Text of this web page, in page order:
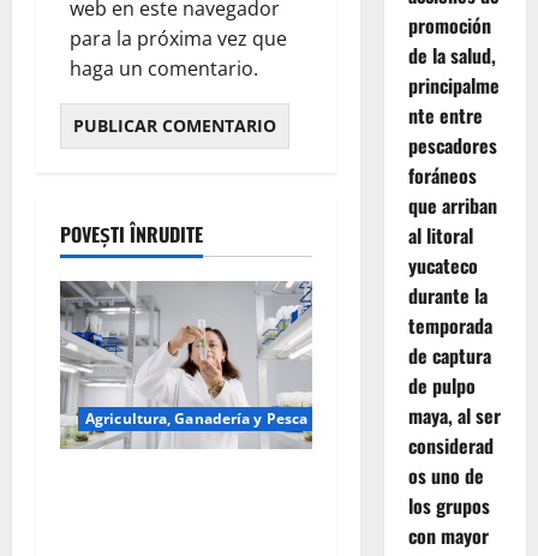
web en este navegador
para la próxima vez que
haga un comentario.
POVEȘTI ÎNRUDITE
Agricultura, Ganadería y Pesca
promoción
de la salud,
principalme
nte entre
pescadores
foráneos
que arriban
al litoral
yucateco
durante la
temporada
de captura
de pulpo
maya, al ser
considerad
os uno de
los grupos
con mayor